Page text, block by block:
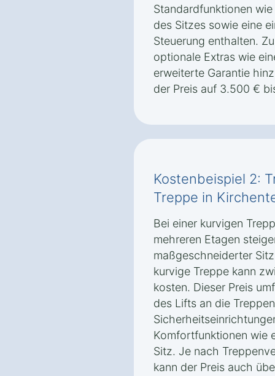
Standardfunktionen
des Sitzes sowie eine
Steuerung enthalten.
optionale Extras wie
erweiterte Garantie
der Preis auf 3.500 €
Kostenbeispiel 2:
Treppe in
Bei einer kurvigen
mehreren Etagen
maßgeschneiderter
kurvige Treppe kann
kosten. Dieser Preis
des Lifts an die
Komfortfunktionen wie
Sitz. Je nach
kann der Preis auch